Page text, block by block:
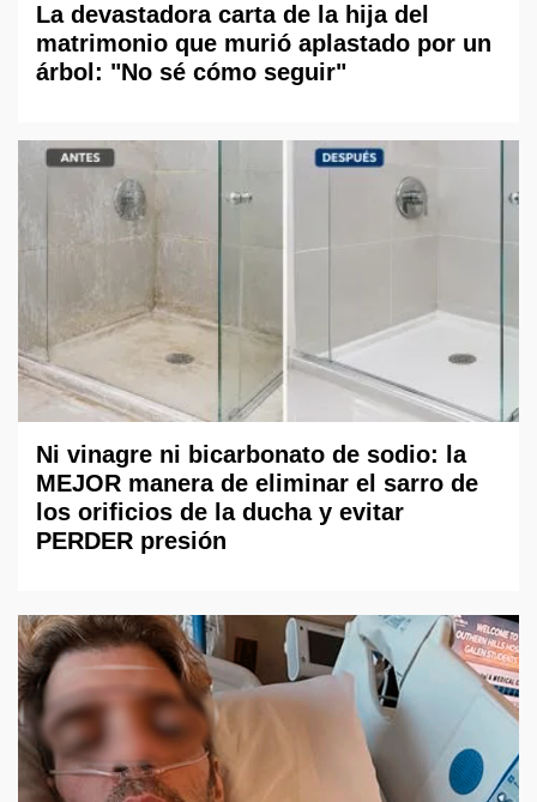
La devastadora carta de la hija del
matrimonio que murió aplastado por un
árbol: "No sé cómo seguir"
Ni vinagre ni bicarbonato de sodio: la
MEJOR manera de eliminar el sarro de
los orificios de la ducha y evitar
PERDER presión